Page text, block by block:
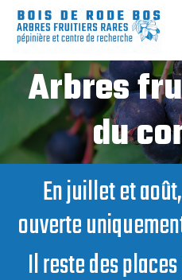
Se rendre au contenu
Arbres
du
En juillet et
ouverte
Il reste des